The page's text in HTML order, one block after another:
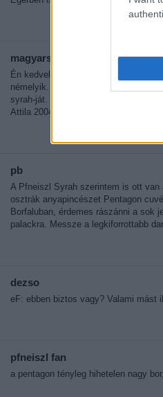
magyarsyrah
Én kedvelem a magyar syrah-t, még
némelyik. Mindenkinek tisztelettel
syrah-ját. Szerintem ár-érték
Attila 2004-es syrah-jára. Állítólag
pb
A Pfneiszl Syrah szerintem is ott
osztrák anyapincészet Pentagon
Borfaluban, érdemes rászánni a sok
palackra. Messze a legkiforrottabb
dezso
eF: ebben biztos vagy? Valami mást
pfneiszl fan
a pentagon tényleg hihetelen nagy